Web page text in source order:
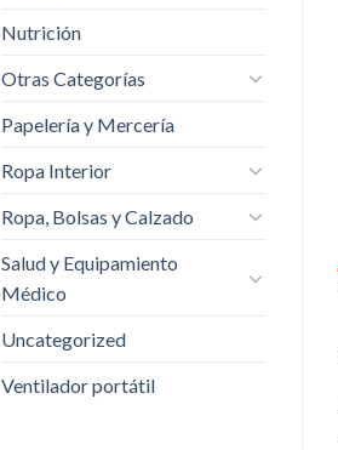
Nutrición
Otras Categorías
Papelería y Mercería
Ropa Interior
Ropa, Bolsas y Calzado
Salud y Equipamiento
Médico
Uncategorized
Ventilador portátil